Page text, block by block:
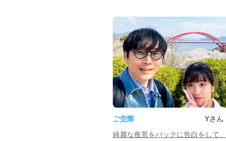
ご交際
Yさん
綺麗な夜景をバックに告白をして